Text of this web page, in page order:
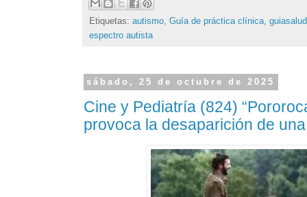
Etiquetas: autismo Guía de práctica clínica guiasalud
espectro autista
sábado, 25 de octubre de 2025
Cine y Pediatría (824)
provoca la desaparición de